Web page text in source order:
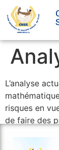
L’analyse
risques en
de faire des